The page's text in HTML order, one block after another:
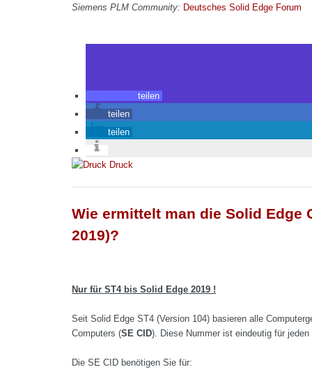
Siemens PLM Community: Deutsches Solid Edge Forum
teilen
teilen
teilen
Druck
Wie ermittelt man die Solid Edge
2019)?
Nur für ST4 bis Solid Edge 2019 !
Seit Solid Edge ST4 (Version 104) basieren alle
Computers (SE CID). Diese Nummer ist eindeutig für
Die SE CID benötigen Sie für: